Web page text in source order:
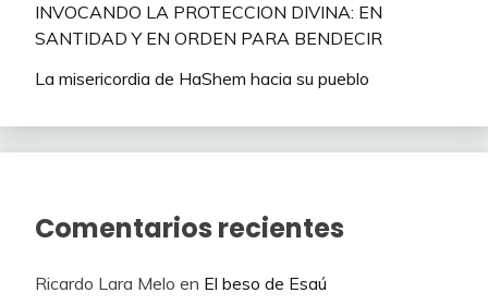
INVOCANDO LA PROTECCION DIVINA: EN
SANTIDAD Y EN ORDEN PARA BENDECIR
La misericordia de HaShem hacia su pueblo
Comentarios recientes
Ricardo Lara Melo en El beso de Esaú